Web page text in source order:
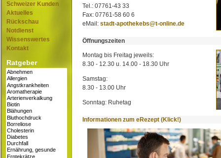
Schweizer Kunden
Aktuelles
Rückschau
Notdienst
Wissenswertes
Kontakt
Ratgeber
Tel.: 07761-43 33
Fax: 07761-58 60 6
eMail: stadt-apothekebs@t-online.de
Öffnungszeiten
Montag bis Freitag jeweils:
8.30 - 12.30 u. 14.00 - 18.30 Uhr
Samstag:
8.30 - 13.00 Uhr
Sonntag: Ruhetag
Informationen zum eRezept (Klick!)